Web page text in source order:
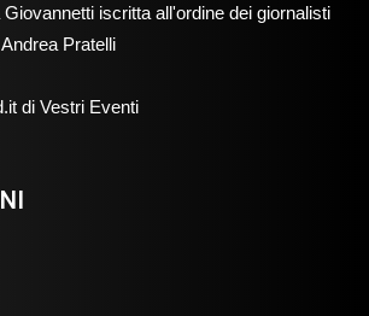
iscritta all'ordine dei giornalisti
Pratelli
di Vestri Eventi